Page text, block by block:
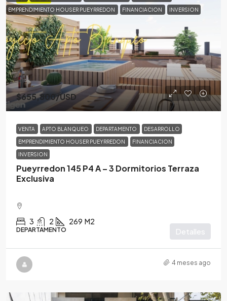
EMPRENDIMIENTO HOUSER PUEYRREDON
FINANCIACION INVERSION
$655,800/USD
VENTA APTO BLANQUEO DEPARTAMENTO DESARROLLO
EMPRENDIMIENTO HOUSER PUEYRREDON FINANCIACION
INVERSION
Pueyrredon 145 P4 A – 3 Dormitorios Terraza
Exclusiva
3 2 269 M2
DEPARTAMENTO Detalles
4 meses ago